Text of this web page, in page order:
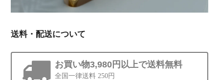
送料・配送について
お買い物3,980円以上で送料無料
全国一律送料 250円